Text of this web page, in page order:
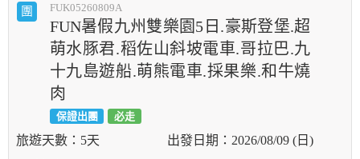
團 FUK05260809A
FUN暑假九州雙樂園5日.豪斯登堡.超
萌水豚君.稻佐山斜坡電車.哥拉巴.九
十九島遊船.萌熊電車.採果樂.和牛燒
肉
保證出團 必走
5天 2026/08/09 (日)